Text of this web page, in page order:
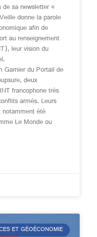
sa newsletter «
donne la parole
afin de
au renseignement
leur vision du
Garnier du Portail de
deux
francophone très
armés. Leurs
été
Le Monde ou
ET GÉOÉCONOMIE